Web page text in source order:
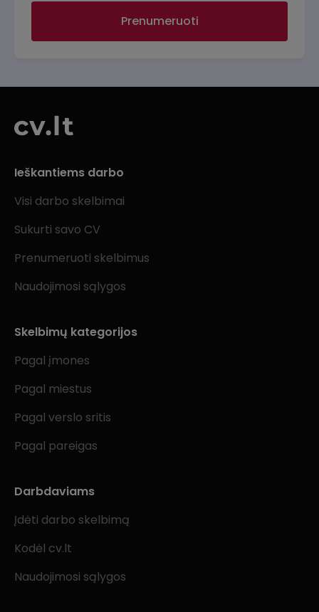
Prenumeruoti
Ieškantiems darbo
Visi darbo skelbimai
Sukurti savo CV
Prenumeruoti skelbimus
Naudojimosi sąlygos
Skelbimų kategorijos
Pagal įmones
Pagal miestus
Pagal verslo sritis
Pagal pareigas
Darbdaviams
Įdėti darbo skelbimą
Kodėl cv.lt
Naudojimosi sąlygos